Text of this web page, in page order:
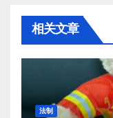
相关文章
法制